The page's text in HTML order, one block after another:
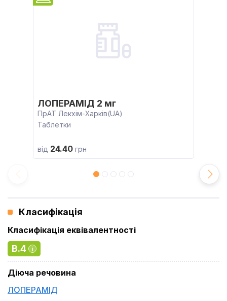
ЛОПЕРАМІД 2 мг
ПрАТ Лекхім-Харків(UA)
Таблетки
від 24.40 грн
Класифікація
Класифікація еквівалентності
B.4
Діюча речовина
ЛОПЕРАМІД